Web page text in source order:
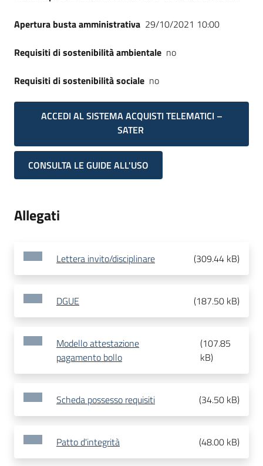
Apertura busta amministrativa 29/10/2021 10:00
Requisiti di sostenibilità ambientale no
Requisiti di sostenibilità sociale no
ACCEDI AL SISTEMA ACQUISTI TELEMATICI –
SATER
CONSULTA LE GUIDE ALL'USO
Allegati
Lettera invito/disciplinare (309.44 kB)
DGUE (187.50 kB)
Modello attestazione
pagamento bollo
(107.85
kB)
Scheda possesso requisiti (34.50 kB)
Patto d'integrità (48.00 kB)